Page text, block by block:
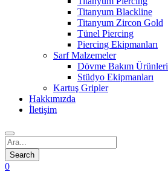
Titanyum Blackline
Titanyum Zircon Gold
Tünel Piercing
Piercing Ekipmanları
Sarf Malzemeler
Dövme Bakım Ürünleri
Stüdyo Ekipmanları
Kartuş Gripler
Hakkımızda
İletişim
0